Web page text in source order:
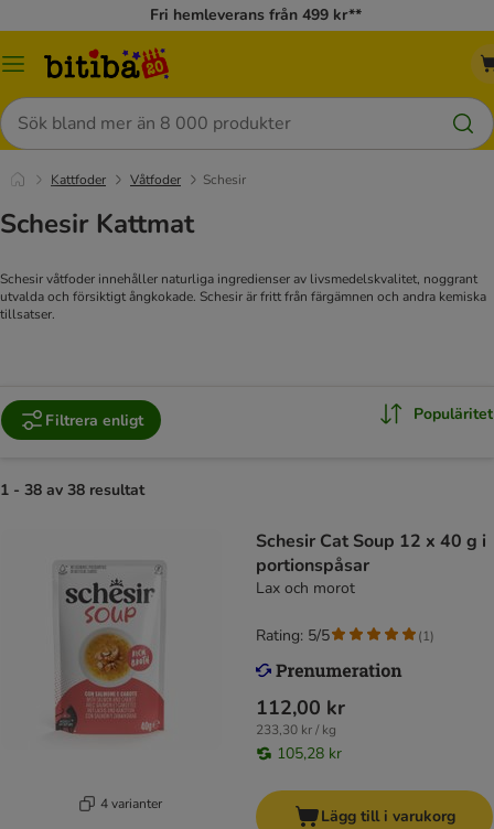
Fri hemleverans från 499 kr**
Meny
Sök
Kattfoder Våtfoder Schesir
Schesir Kattmat
Schesir våtfoder innehåller naturliga ingredienser av livsmedelskvalitet, noggrant
utvalda och försiktigt ångkokade. Schesir är fritt från färgämnen och andra kemiska
tillsatser.
Filtrera enligt Populäritet
1 - 38 av 38 resultat
4 varianter
Schesir Cat Soup 12 x 40 g i
portionspåsar
Lax och morot
112,00 kr
233,30 kr / kg
105,28 kr
Rating: 5/5 (1)
Lägg till i varukorg